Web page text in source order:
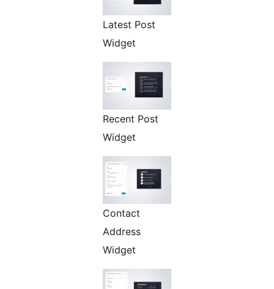
Latest Post
Widget
Recent Post
Widget
Contact
Address
Widget